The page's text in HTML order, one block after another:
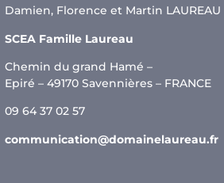
Damien, Florence et Martin LAUREAU
SCEA Famille Laureau
Chemin du grand Hamé –
Epiré – 49170 Savennières – FRANCE
09 64 37 02 57
communication@domainelaureau.fr